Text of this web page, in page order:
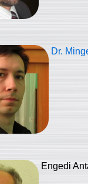
Dr.
Engedi